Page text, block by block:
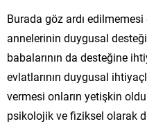
Burada göz ardı
annelerinin duygusal
babalarının da desteğine
evlatlarının duygusal
vermesi onların yetişkin
psikolojik ve fiziksel olarak